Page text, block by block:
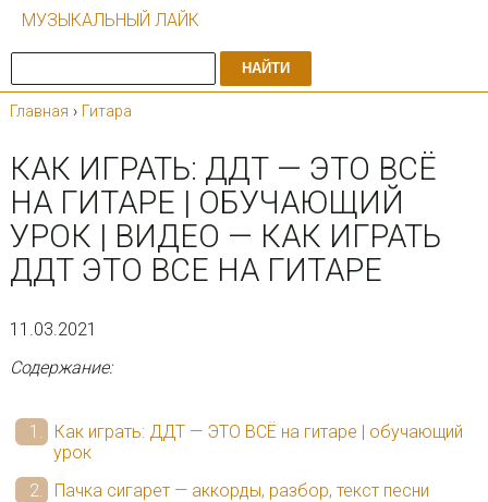
МУЗЫКАЛЬНЫЙ ЛАЙК
НАЙТИ
Главная › Гитара
КАК ИГРАТЬ: ДДТ — ЭТО ВСЁ
НА ГИТАРЕ | ОБУЧАЮЩИЙ
УРОК | ВИДЕО — КАК ИГРАТЬ
ДДТ ЭТО ВСЕ НА ГИТАРЕ
11.03.2021
Содержание:
Как играть: ДДТ — ЭТО ВСЁ на гитаре | обучающий
урок
Пачка сигарет — аккорды, разбор, текст песни